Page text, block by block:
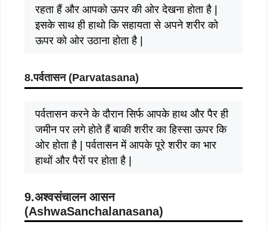
रहता हैं और आपको ऊपर की ओर देखना होता है |
इसके साथ ही हाथो कि सहायता से अपने शरीर को
ऊपर को ओर उठाना होता है |
8.पर्वतासन (Parvatasana)
पर्वतासन करने के दौरान सिर्फ आपके हाथ और पैर ही
जमीन पर लगे होते हैं बाकी शरीर का हिस्सा ऊपर कि
ओर होता है | पर्वतासन में आपके पूरे शरीर का भार
हाथों और पैरों पर होता है |
9.अश्वसंचालन आसन
(AshwaSanchalanasana)